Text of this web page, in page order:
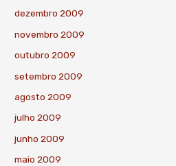
dezembro 2009
novembro 2009
outubro 2009
setembro 2009
agosto 2009
julho 2009
junho 2009
maio 2009